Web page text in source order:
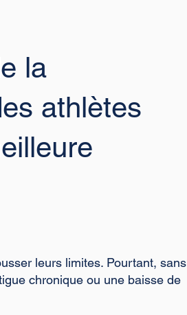
la
athlètes
leurs limites. Pourtant, sans
chronique ou une baisse de